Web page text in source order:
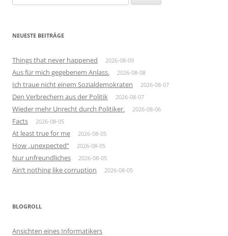
nach:
NEUESTE BEITRÄGE
Things that never happened 2026-08-09
Aus für mich gegebenem Anlass. 2026-08-08
Ich traue nicht einem Sozialdemokraten 2026-08-07
Den Verbrechern aus der Politik 2026-08-07
Wieder mehr Unrecht durch Politiker. 2026-08-06
Facts 2026-08-05
At least true for me 2026-08-05
How „unexpected“ 2026-08-05
Nur unfreundliches 2026-08-05
Ain’t nothing like corruption 2026-08-05
BLOGROLL
Ansichten eines Informatikers